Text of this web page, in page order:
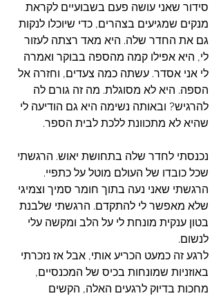
סידור שאני עושה פעם בשבועיים לקראת
מנקים שמגיעים בצהרים, כדי שיוכלו לנקות
גם את החדר שלה. היא מאד רצתה לעזור
לי, היא אפילו קמה מהספה בבוקר ואמרה
לי אני אסדר. עשתה כמה צעדים, וחזרה אל
הספה. היא לא מסוגלת. מה זה גורם לה
להרגיש? ובאותה נשימה היא גם הודיעה לי
שהיא לא מתכוונת ללכת לבית הספר.
נכנסתי לחדר שלה בתחושת יאוש. הרגשתי
שכל כובדו של העולם מוטל על כתפיי.
הרגשתי שאני נעה בתוך חומר סמיך וצמיגי
שלא מאפשר לי להתקדם. הרגשתי שלבנת
בטון ענקית מונחת לי על הלב ומקשה עלי
לנשום.
לרגע זה כמעט הכריע אותי, אבל אז נזכרתי
באוזניות שמונחות בכיס של המכנסיים,
מחכות בדיוק לרגעים האלה, הקשים